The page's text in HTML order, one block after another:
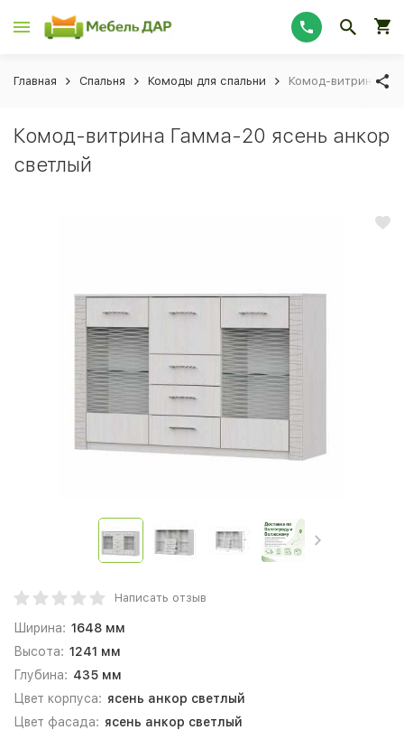
Главная Спальня Комоды для спальни Комод-витрина
Комод-витрина Гамма-20 ясень анкор
светлый
Написать отзыв
Ширина: 1648 мм
Высота: 1241 мм
Глубина: 435 мм
Цвет корпуса: ясень анкор светлый
Цвет фасада: ясень анкор светлый